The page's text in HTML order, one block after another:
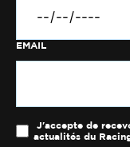
EMAIL
J'accepte de
actualités du